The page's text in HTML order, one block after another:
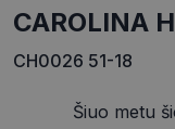
CAROLINA
CH0026 51-18
Šiuo metu